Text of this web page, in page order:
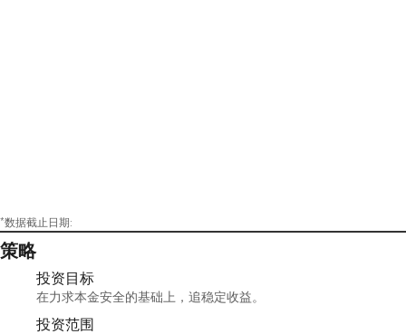
*数据截止日期:
策略
投资目标
在力求本金安全的基础上，追稳定收益。
投资范围